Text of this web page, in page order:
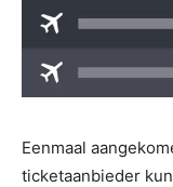
Eenmaal
ticketaanbieder